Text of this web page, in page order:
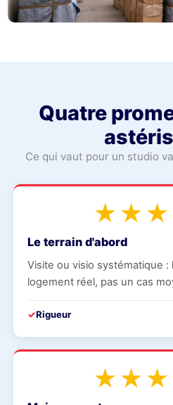
Quatre
Ce qui vaut pour un studio
Le terrain d'abord
Visite ou visio systématique
logement réel, pas un cas
Rigueur